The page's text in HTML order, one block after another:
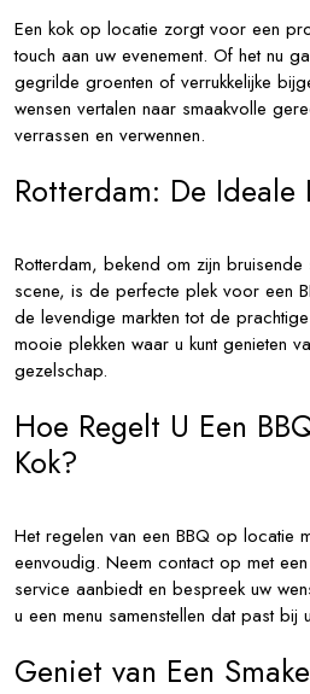
Een kok op locatie zorgt voor een
touch aan uw evenement. Of het nu
gegrilde groenten of verrukkelijke
wensen vertalen naar smaakvolle
verrassen en verwennen.
Rotterdam: De Ideale
Rotterdam, bekend om zijn
scene, is de perfecte plek voor een
de levendige markten tot de
mooie plekken waar u kunt genieten
gezelschap.
Hoe Regelt U Een
Kok?
Het regelen van een BBQ op locatie
eenvoudig. Neem contact op met
service aanbiedt en bespreek uw
u een menu samenstellen dat past bij
Geniet van Een